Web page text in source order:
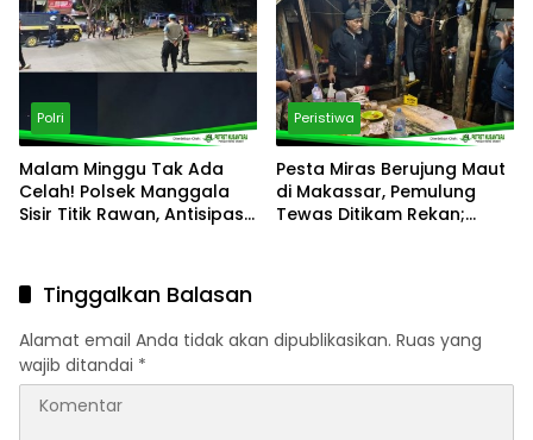
Bertindak Cepat
Polri
Malam Minggu Tak Ada
Celah! Polsek Manggala
Sisir Titik Rawan, Antisipasi
Peristiwa
Pesta Miras Berujung Maut
di Makassar, Pemulung
Tewas Ditikam Rekan;
Tinggalkan Balasan
Alamat email Anda tidak akan dipublikasikan. Ruas yang
wajib ditandai *